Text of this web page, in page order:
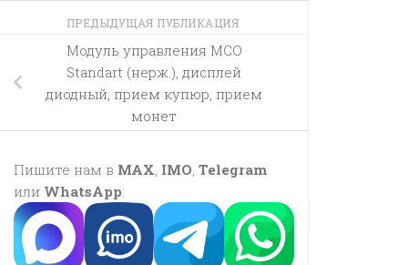
ПРЕДЫДУЩАЯ ПУБЛИКАЦИЯ
Модуль управления МСО
Standart (нерж.), дисплей
диодный, прием купюр, прием
монет
Пишите нам в MAX, IMO, Telegram
или WhatsApp: